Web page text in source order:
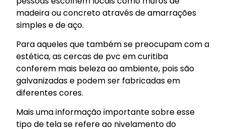
madeira ou concreto através de amarrações
simples e de aço.
Para aqueles que também se preocupam com a
estética, as cercas de pvc em curitiba
conferem mais beleza ao ambiente, pois são
galvanizadas e podem ser fabricadas em
diferentes cores.
Mais uma informação importante sobre esse
tipo de tela se refere ao nivelamento do